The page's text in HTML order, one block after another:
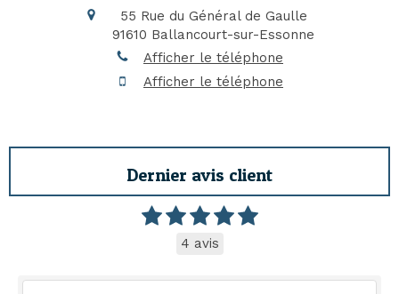
55 Rue du Général de Gaulle
91610 Ballancourt-sur-Essonne
Afficher le téléphone
Afficher le téléphone
Dernier avis client
4 avis